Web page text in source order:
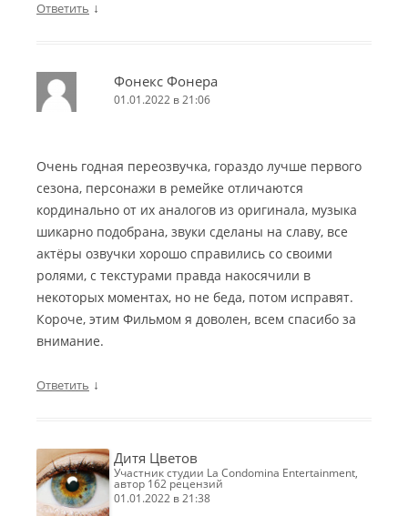
Ответить ↓
Фонекс Фонера
01.01.2022 в 21:06
Очень годная переозвучка, гораздо лучше первого
сезона, персонажи в ремейке отличаются
кординально от их аналогов из оригинала, музыка
шикарно подобрана, звуки сделаны на славу, все
актёры озвучки хорошо справились со своими
ролями, с текстурами правда накосячили в
некоторых моментах, но не беда, потом исправят.
Короче, этим Фильмом я доволен, всем спасибо за
внимание.
Ответить ↓
Дитя Цветов
участник студии La Condomina Entertainment,
автор 162 рецензий
01.01.2022 в 21:38